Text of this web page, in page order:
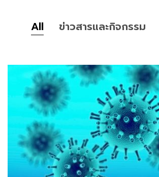
All ข่าวสารและกิจกรรม